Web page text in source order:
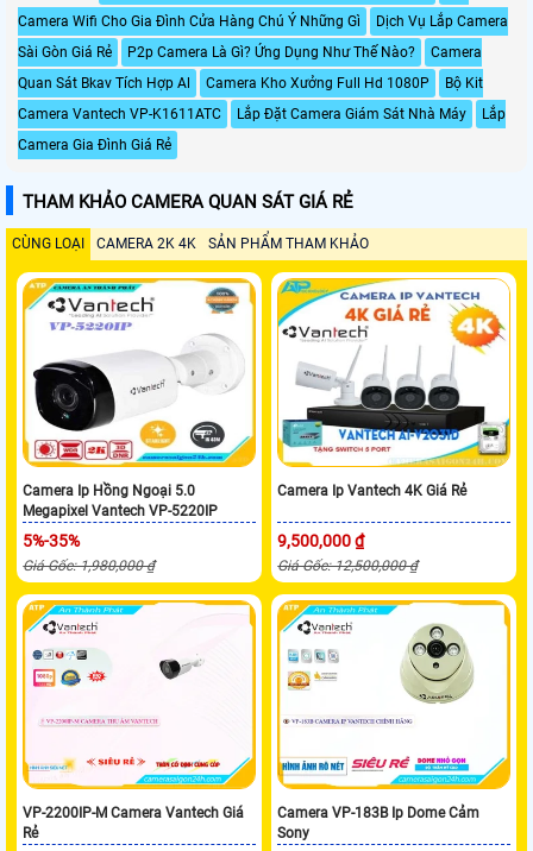
Camera Wifi Cho Gia Đình Cửa Hàng Chú Ý Những Gì
Dịch Vụ Lắp Camera
Sài Gòn Giá Rẻ
P2p Camera Là Gì? Ứng Dụng Như Thế Nào?
Camera
Quan Sát Bkav Tích Hợp Al
Camera Kho Xưởng Full Hd 1080P
Bộ Kit
Camera Vantech VP-K1611ATC
Lắp Đặt Camera Giám Sát Nhà Máy
Lắp
Camera Gia Đình Giá Rẻ
THAM KHẢO CAMERA QUAN SÁT GIÁ RẺ
CÙNG LOẠI CAMERA 2K 4K SẢN PHẨM THAM KHẢO
Camera Ip Hồng Ngoại 5.0
Megapixel Vantech VP-5220IP
5%-35%
Giá Gốc: 1,980,000 ₫
Camera Ip Vantech 4K Giá Rẻ
9,500,000 ₫
Giá Gốc: 12,500,000 ₫
VP-2200IP-M Camera Vantech Giá
Rẻ
Camera VP-183B Ip Dome Cảm
Sony